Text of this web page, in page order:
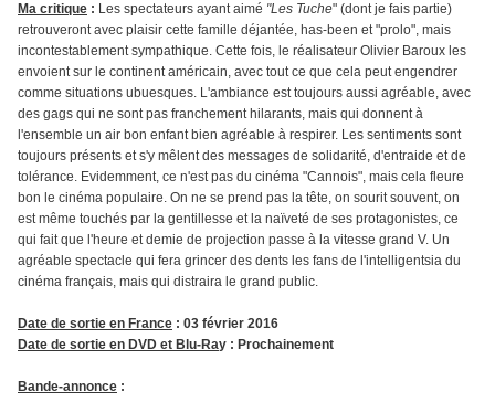
Ma critique : Les spectateurs ayant aimé "Les Tuche" (dont je fais partie)
retrouveront avec plaisir cette famille déjantée, has-been et "prolo", mais
incontestablement sympathique. Cette fois, le réalisateur Olivier Baroux les
envoient sur le continent américain, avec tout ce que cela peut engendrer
comme situations ubuesques. L'ambiance est toujours aussi agréable, avec
des gags qui ne sont pas franchement hilarants, mais qui donnent à
l'ensemble un air bon enfant bien agréable à respirer. Les sentiments sont
toujours présents et s'y mêlent des messages de solidarité, d'entraide et de
tolérance. Evidemment, ce n'est pas du cinéma "Cannois", mais cela fleure
bon le cinéma populaire. On ne se prend pas la tête, on sourit souvent, on
est même touchés par la gentillesse et la naïveté de ses protagonistes, ce
qui fait que l'heure et demie de projection passe à la vitesse grand V. Un
agréable spectacle qui fera grincer des dents les fans de l'intelligentsia du
cinéma français, mais qui distraira le grand public.
Date de sortie en France : 03 février 2016
Date de sortie en DVD et Blu-Ray : Prochainement
Bande-annonce :